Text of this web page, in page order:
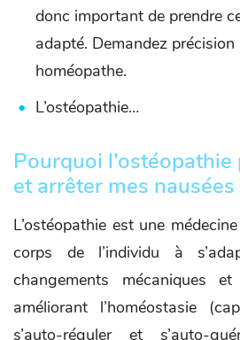
donc important de prendre
adapté. Demandez
homéopathe.
L’ostéopathie…
Pourquoi
et arrêter mes nausées
L’ostéopathie est une
corps de l’individu à
changements mécaniques
améliorant l’homéostasie
s’auto-réguler et s’auto-